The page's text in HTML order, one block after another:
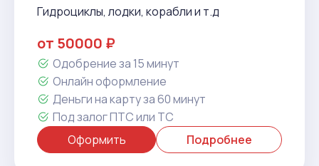
Гидроциклы, лодки, корабли и т.д
от 50000 ₽
Одобрение за 15 минут
Онлайн оформление
Деньги на карту за 60 минут
Под залог ПТС или ТС
Оформить
Подробнее